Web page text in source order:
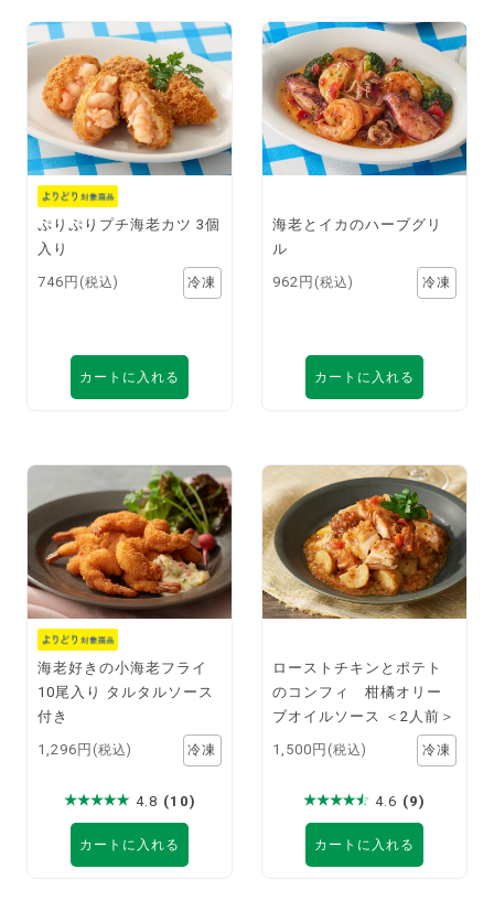
ぷりぷりプチ海老カツ 3個
入り
746円 (税込)
カートに入れる
海老とイカのハーブグリ
ル
962円 (税込)
カートに入れる
海老好きの小海老フライ
10尾入り タルタルソース
付き
1,296円 (税込)
4.8 (10)
カートに入れる
ローストチキンとポテト
のコンフィ 柑橘オリー
ブオイルソース ＜2人前＞
1,500円 (税込)
4.6 (9)
カートに入れる